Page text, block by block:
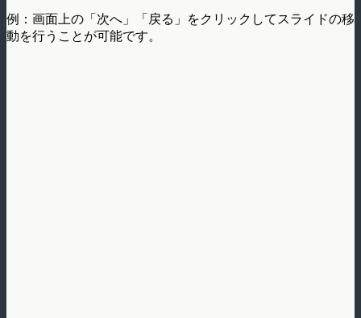
例：画面上の「次へ」「戻る」をクリックしてスライドの移
動を行うことが可能です。